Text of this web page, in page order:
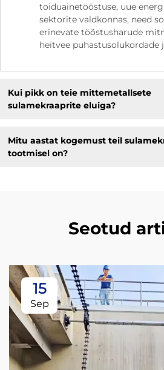
toiduainetööstuse, uue
sektorite valdkonnas, need
erinevate tööstusharude
heitvee puhastusolukordade
Kui pikk on teie mittemetallsete
sulamekraaprite eluiga?
Mitu aastat kogemust teil
tootmisel on?
Seotud
15
Sep